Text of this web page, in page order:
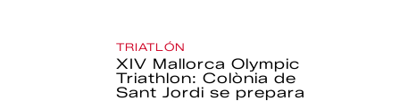
TRIATLÓN
XIV Mallorca Olympic
Triathlon: Colònia de
Sant Jordi se prepara